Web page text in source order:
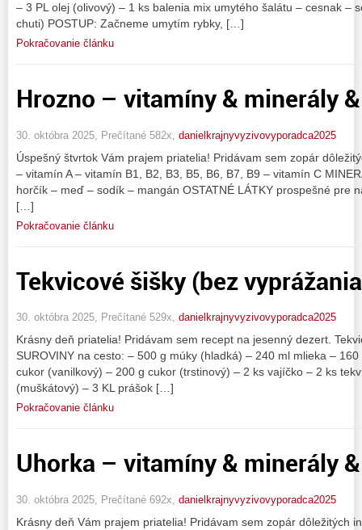
– 3 PL olej (olivový) – 1 ks balenia mix umytého šalátu – cesnak –
chuti) POSTUP: Začneme umytím rybky, […]
Pokračovanie článku
Hrozno – vitamíny & minerály
30. októbra 2025, Prečítané 582x, danielkrajnyvyzivovyporadca2025
Úspešný štvrtok Vám prajem priatelia! Pridávam sem zopár
– vitamín A – vitamín B1, B2, B3, B5, B6, B7, B9 – vitamín C
horčík – meď – sodík – mangán OSTATNÉ LÁTKY prospešné pre
[…]
Pokračovanie článku
Tekvicové šišky (bez
30. októbra 2025, Prečítané 529x, danielkrajnyvyzivovyporadca2025
Krásny deň priatelia! Pridávam sem recept na jesenný dezert.
SUROVINY na cesto: – 500 g múky (hladká) – 240 ml mlieka –
cukor (vanilkový) – 200 g cukor (trstinový) – 2 ks vajíčko – 2 ks
(muškátový) – 3 KL prášok […]
Pokračovanie článku
Uhorka – vitamíny & minerály
30. októbra 2025, Prečítané 692x, danielkrajnyvyzivovyporadca2025
Krásny deň Vám prajem priatelia! Pridávam sem zopár dôležitých